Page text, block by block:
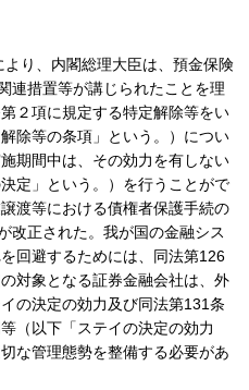
り、内閣総理大臣は、預金保険
連措置等が講じられたことを理
２項に規定する特定解除等をい
除等の条項」という。）につい
期間中は、その効力を有しない
定」という。）を行うことがで
渡等における債権者保護手続の
改正された。我が国の金融シス
回避するためには、同法第126
対象となる証券金融会社は、外
の決定の効力及び同法第131条
（以下「ステイの決定の効力
な管理態勢を整備する必要があ